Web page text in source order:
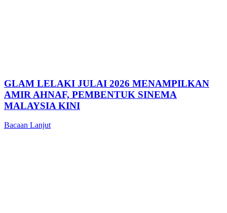
GLAM LELAKI JULAI 2026 MENAMPILKAN
AMIR AHNAF, PEMBENTUK SINEMA
MALAYSIA KINI
Bacaan Lanjut